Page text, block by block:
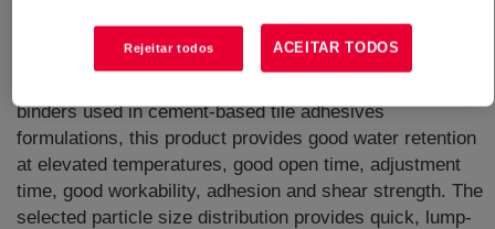
This product is designed for use in cement-based
binders used in cement-based tile adhesives
formulations, this product provides good water retention
at elevated temperatures, good open time, adjustment
time, good workability, adhesion and shear strength. The
selected particle size distribution provides quick, lump-
Rejeitar todos ACEITAR TODOS